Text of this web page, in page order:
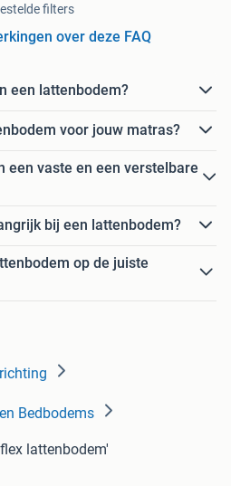
filters
over deze FAQ
een lattenbodem?
voor jouw matras?
een vaste en een verstelbare
bij een lattenbodem?
op de juiste
Bedbodems
lattenbodem'